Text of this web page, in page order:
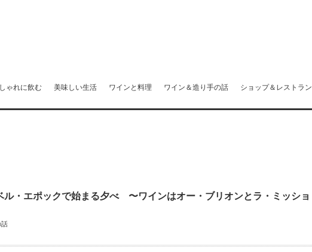
ゃれに飲む 美味しい生活 ワインと料理 ワイン＆造り手の話 ショップ＆レストラン
・エポックで始まる夕べ 〜ワインはオー・ブリオンとラ・ミッショ
話